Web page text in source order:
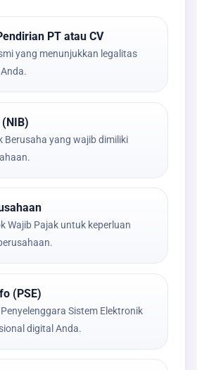
PT atau CV
yang menunjukkan legalitas
Berusaha yang wajib dimiliki
Wajib Pajak untuk keperluan
(PSE)
Sistem Elektronik
digital Anda.